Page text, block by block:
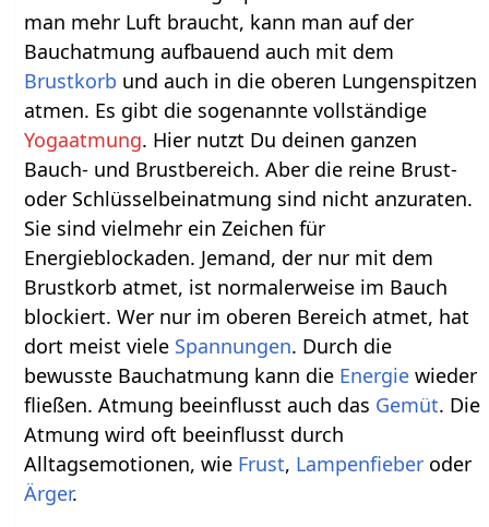
man mehr Luft braucht, kann man auf der
Bauchatmung aufbauend auch mit dem
Brustkorb und auch in die oberen Lungenspitzen
atmen. Es gibt die sogenannte vollständige
Yogaatmung. Hier nutzt Du deinen ganzen
Bauch- und Brustbereich. Aber die reine Brust-
oder Schlüsselbeinatmung sind nicht anzuraten.
Sie sind vielmehr ein Zeichen für
Energieblockaden. Jemand, der nur mit dem
Brustkorb atmet, ist normalerweise im Bauch
blockiert. Wer nur im oberen Bereich atmet, hat
dort meist viele Spannungen. Durch die
bewusste Bauchatmung kann die Energie wieder
fließen. Atmung beeinflusst auch das Gemüt. Die
Atmung wird oft beeinflusst durch
Alltagsemotionen, wie Frust, Lampenfieber oder
Ärger.